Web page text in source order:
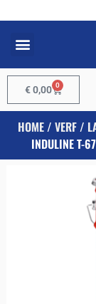
€0,00 0
HOME/ VERF/
INDULINE T-